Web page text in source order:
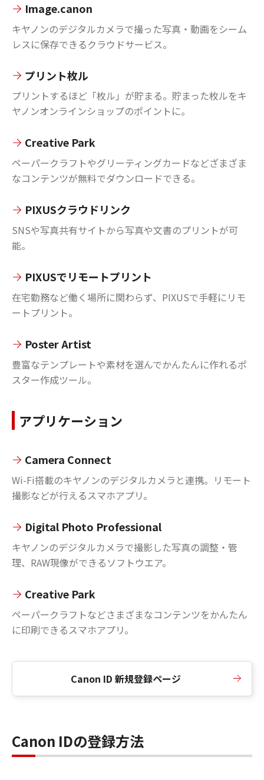
Image.canon
キヤノンのデジタルカメラで撮った写真・動画をシーム
レスに保存できるクラウドサービス。
プリント枚ル
プリントするほど「枚ル」が貯まる。貯まった枚ルをキ
ヤノンオンラインショップのポイントに。
Creative Park
ペーパークラフトやグリーティングカードなどざまざま
なコンテンツが無料でダウンロードできる。
PIXUSクラウドリンク
SNSや写真共有サイトから写真や文書のプリントが可
能。
PIXUSでリモートプリント
在宅勤務など働く場所に関わらず、PIXUSで手軽にリモ
ートプリント。
Poster Artist
豊富なテンプレートや素材を選んでかんたんに作れるポ
スター作成ツール。
アプリケーション
Camera Connect
Wi-Fi搭載のキヤノンのデジタルカメラと連携。リモート
撮影などが行えるスマホアプリ。
Digital Photo Professional
キヤノンのデジタルカメラで撮影した写真の調整・管
理、RAW現像ができるソフトウエア。
Creative Park
ペーパークラフトなどさまざまなコンテンツをかんたん
に印刷できるスマホアプリ。
Canon ID 新規登録ページ
Canon IDの登録方法